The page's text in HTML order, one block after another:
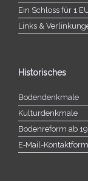
Ein Schloss für 1
Links &
Historisches
Bodendenkmale
Kulturdenkmale
Bodenreform ab
E‑Mail-​​